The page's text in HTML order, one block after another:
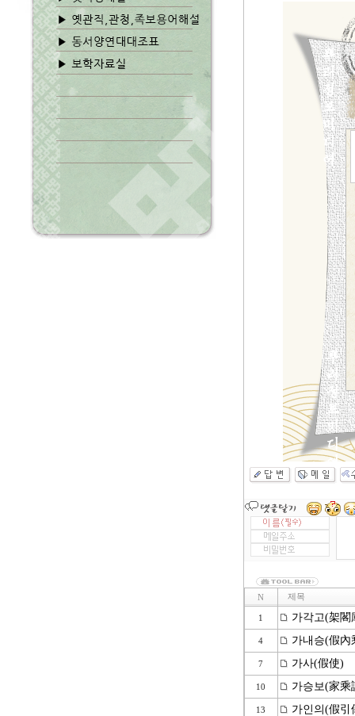
N 제목
1 가각고(架閣
4 가내승(假內
7 가사(假使)
10 가승보(家乘
13 가인의(假引